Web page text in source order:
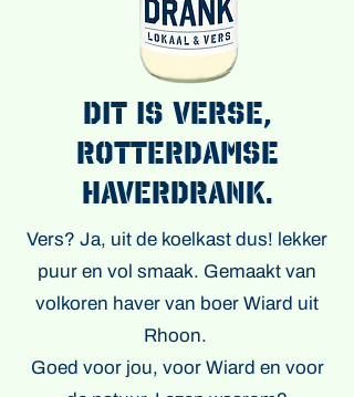
Dit is verse,
Rotterdamse
haverdrank.
Vers? Ja, uit de koelkast dus! lekker
puur en vol smaak. Gemaakt van
volkoren haver van boer Wiard uit
Rhoon.
Goed voor jou, voor Wiard en voor